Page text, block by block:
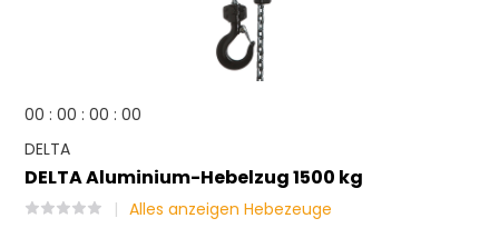
00 :00 :00 :00
DELTA
DELTA Aluminium-Hebelzug 1500 kg
Alles anzeigen Hebezeuge